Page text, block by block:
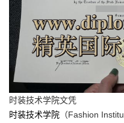
时装技术学院文凭
时装技术学院 （Fashion